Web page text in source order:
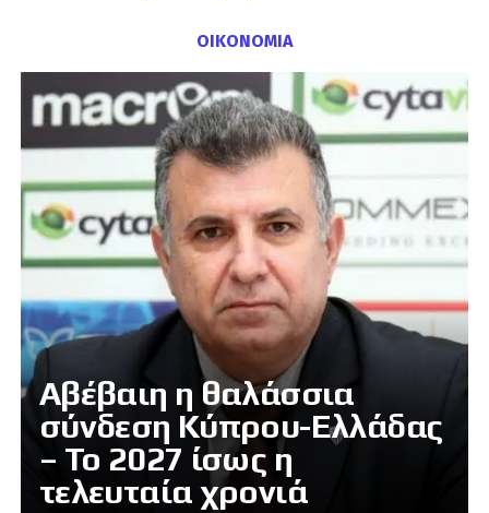
ΟΙΚΟΝΟΜΙΑ
Αβέβαιη η θαλάσσια
σύνδεση Κύπρου-Ελλάδας
– Το 2027 ίσως η
τελευταία χρονιά